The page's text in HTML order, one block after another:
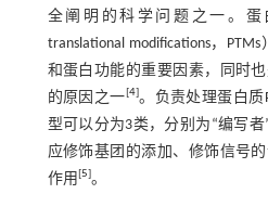
全阐明的科学问题之一。蛋
translational modifications，
和蛋白功能的重要因素，同时
的原因之一[4]。负责处理蛋白质
型可以分为3类，分别为“编写者
应修饰基团的添加、修饰信号
作用 [5]。